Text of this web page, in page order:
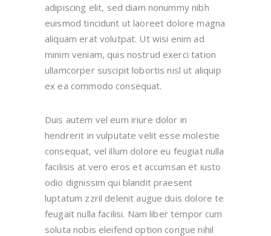
adipiscing elit, sed diam nonummy nibh
euismod tincidunt ut laoreet dolore magna
aliquam erat volutpat. Ut wisi enim ad
minim veniam, quis nostrud exerci tation
ullamcorper suscipit lobortis nisl ut aliquip
ex ea commodo consequat.
Duis autem vel eum iriure dolor in
hendrerit in vulputate velit esse molestie
consequat, vel illum dolore eu feugiat nulla
facilisis at vero eros et accumsan et iusto
odio dignissim qui blandit praesent
luptatum zzril delenit augue duis dolore te
feugait nulla facilisi. Nam liber tempor cum
soluta nobis eleifend option congue nihil